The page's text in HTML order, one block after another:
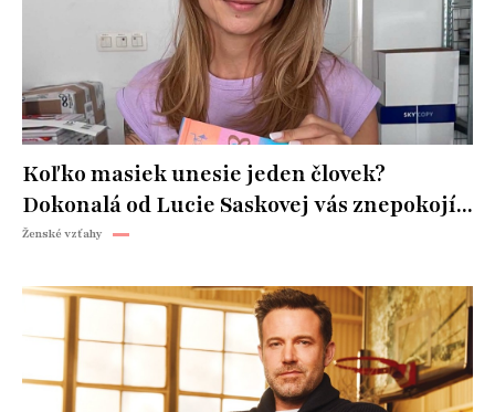
Koľko masiek unesie jeden človek?
Dokonalá od Lucie Saskovej vás znepokojí...
Ženské vzťahy